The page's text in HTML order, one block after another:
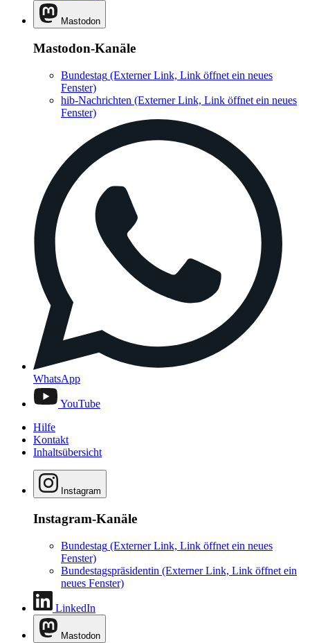
Mastodon
Mastodon-Kanäle
Bundestag (Externer Link, Link öffnet ein neues
Fenster)
hib-Nachrichten (Externer Link, Link öffnet ein neues
Fenster)
WhatsApp
YouTube
Hilfe
Kontakt
Inhaltsübersicht
Instagram
Instagram-Kanäle
Bundestag (Externer Link, Link öffnet ein neues
Fenster)
Bundestagspräsidentin (Externer Link, Link öffnet ein
neues Fenster)
LinkedIn
Mastodon